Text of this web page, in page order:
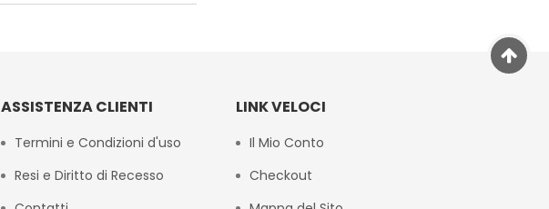
ASSISTENZA CLIENTI
Termini e Condizioni d'uso
Resi e Diritto di Recesso
LINK VELOCI
Il Mio Conto
Checkout